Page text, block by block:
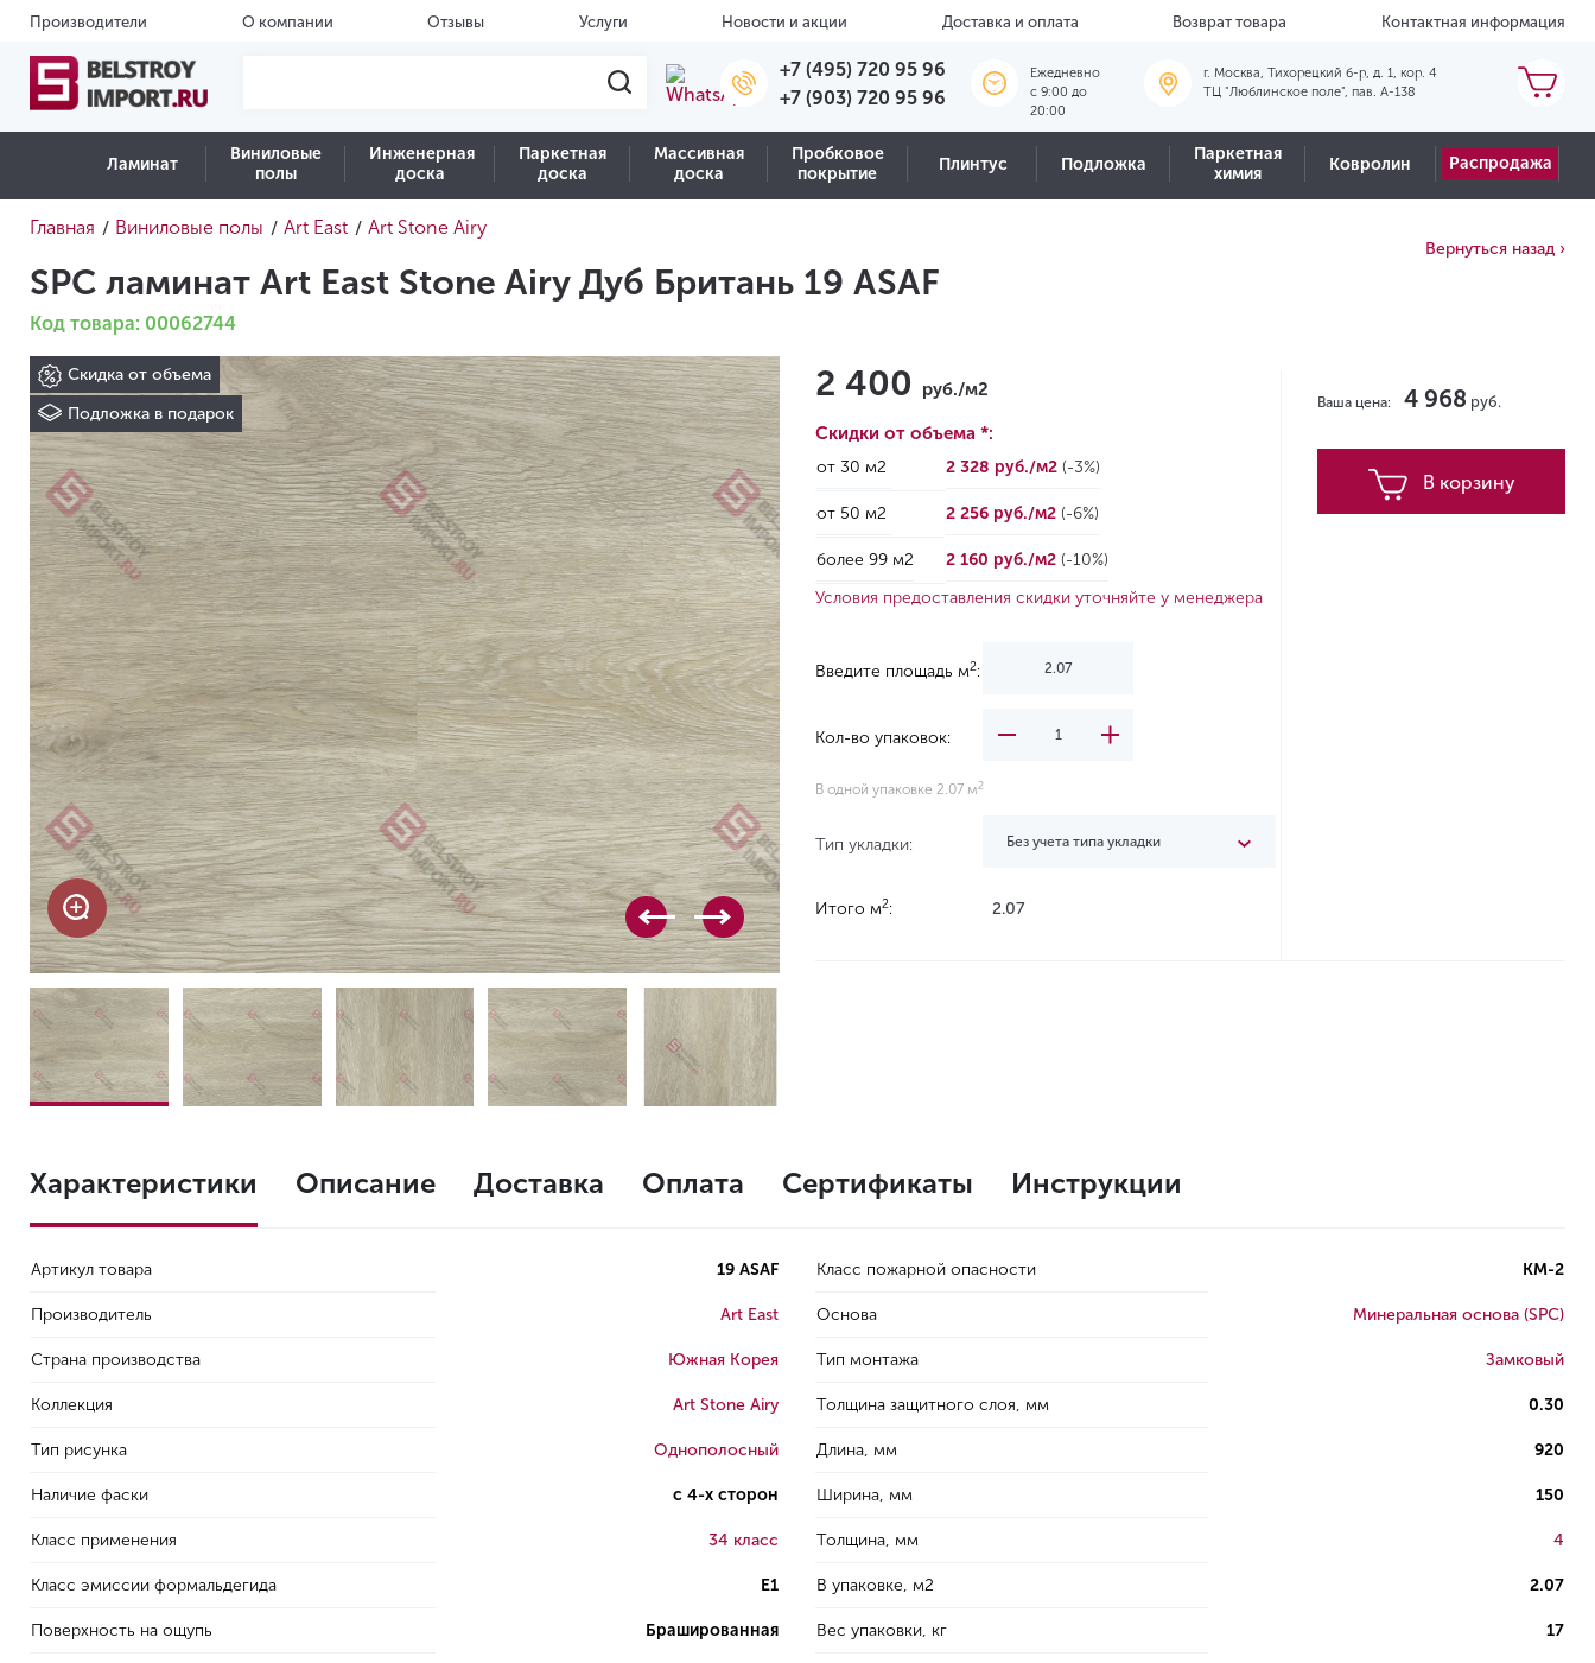
Производители О компании Отзывы Услуги Новости и акции Доставка и оплата Возврат товара Контактная информация
+7 (495) 720 95 96
+7 (903) 720 95 96
Ежедневно
c 9:00 до
20:00
г. Москва, Тихорецкий б-р, д. 1, кор. 4
ТЦ "Люблинское поле", пав. А-138
Ламинат
Виниловые
полы
Инженерная
доска
Паркетная
доска
Массивная
доска
Пробковое
покрытие
Плинтус Подложка
Паркетная
химия
Ковролин Распродажа
Главная / Виниловые полы / Art East / Art Stone Airy
SPC ламинат Art East Stone Airy Дуб Британь 19 ASAF
Код товара: 00062744
Скидка от объема
Подложка в подарок
Вернуться назад ›
2 400 руб./м2
Скидки от объема *:
от 30 м2 2 328 руб./м2 (-3%)
от 50 м2 2 256 руб./м2 (-6%)
более 99 м2 2 160 руб./м2 (-10%)
Условия предоставления скидки уточняйте у менеджера
Введите площадь м2:
Кол-во упаковок:
В одной упаковке 2.07 м 2
Тип укладки: Без учета типа укладки
Итого м2: 2.07
Ваша цена: 4 968 руб.
В корзину
Характеристики Описание Доставка Оплата Сертификаты Инструкции
Артикул товара 19 ASAF
Производитель Art East
Страна производства Южная Корея
Коллекция Art Stone Airy
Тип рисунка Однополосный
Наличие фаски с 4-х сторон
Класс применения 34 класс
Класс эмиссии формальдегида E1
Поверхность на ощупь Брашированная
Класс пожарной опасности КМ-2
Основа Минеральная основа (SPC)
Тип монтажа Замковый
Толщина защитного слоя, мм 0.30
Длина, мм 920
Ширина, мм 150
Толщина, мм 4
В упаковке, м2 2.07
Вес упаковки, кг 17